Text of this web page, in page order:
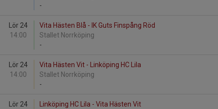
-
Lör 24
14:00
Vita Hästen Blå - IK Guts Finspång Röd
Stallet Norrköping
-
Lör 24
14:00
Vita Hästen Vit - Linköping HC Lila
Stallet Norrköping
-
Lör 24
Linköping HC Lila - Vita Hästen Vit